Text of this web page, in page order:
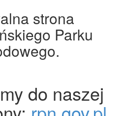
strona
Parku
do naszej